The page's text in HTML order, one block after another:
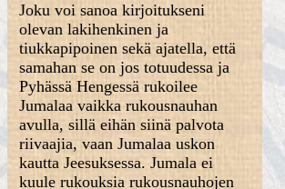
Joku voi sanoa kirjoitukseni
olevan lakihenkinen ja
tiukkapipoinen sekä ajatella, että
samahan se on jos totuudessa ja
Pyhässä Hengessä rukoilee
Jumalaa vaikka rukousnauhan
avulla, sillä eihän siinä palvota
riivaajia, vaan Jumalaa uskon
kautta Jeesuksessa. Jumala ei
kuule rukouksia rukousnauhojen